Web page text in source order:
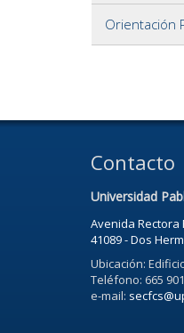
Orientación
Contacto
Universidad
Avenida Rectora
41089 - Dos
Ubicación:
Teléfono: 665
e-mail: